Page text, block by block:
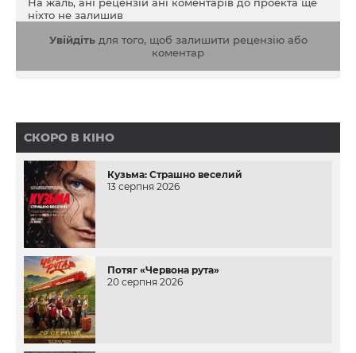
ніхто не залишив
Увійдітьдля того, щоб залишити рецензію або
коментар
СКОРО В КІНО
Кузьма: Страшно веселий
13 серпня 2026
Потяг «Червона рута»
20 серпня 2026